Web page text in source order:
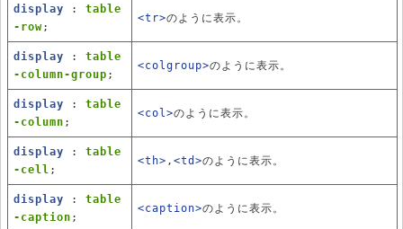
display : table
-row;
<tr>のように表示。
display : table
-column-group ;
<colgroup>のように表示。
display : table
-column ;
<col>のように表示。
display : table
-cell ;
<th> , <td>のように表示。
display : table
-caption ;
<caption>のように表示。